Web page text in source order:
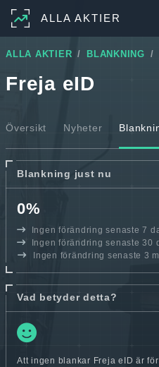
ALLA AKTIER
ALLA AKTIER BLANKNING
Freja eID
Översikt Nyheter
Blankning just nu
0%
Ingen förändring senaste 7
Ingen förändring senaste 30
Ingen förändring senaste 3
Vad betyder detta?
Att ingen blankar Freja eID är